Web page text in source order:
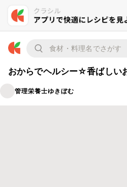
おからでヘルシー☆香ばしい
管理栄養士ゆきぼむ